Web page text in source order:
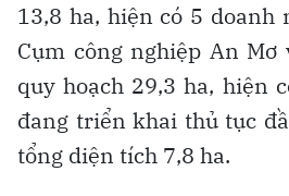
13,8 ha, hiện có 5 doanh
Cụm công nghiệp An
quy hoạch 29,3 ha, hiện
đang triển khai thủ tục
tổng diện tích 7,8 ha.